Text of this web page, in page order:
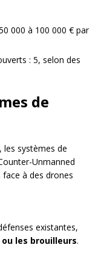
000 à 100 000 € par
: 5, selon des
de
systèmes de
Unmanned
à des drones
existantes,
les brouilleurs.